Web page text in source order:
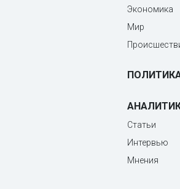
Экономика
Мир
Статьи
Интервью
Мнения